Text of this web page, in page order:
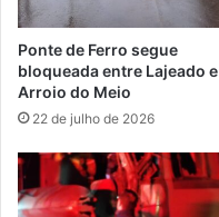
Ponte de Ferro segue
bloqueada entre Lajeado e
Arroio do Meio
22 de julho de 2026